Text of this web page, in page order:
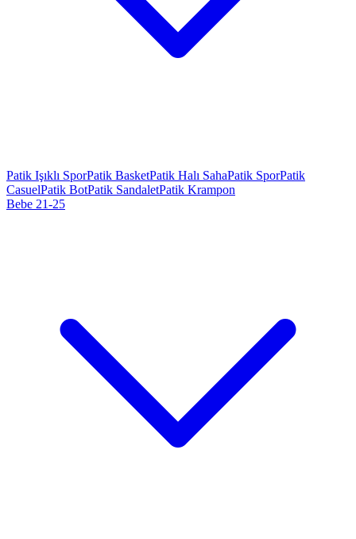
Patik Işıklı SporPatik BasketPatik Halı SahaPatik SporPatik
CasuelPatik BotPatik SandaletPatik Krampon
Bebe 21-25